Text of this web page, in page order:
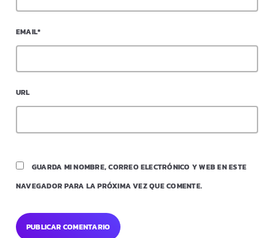
EMAIL*
URL
GUARDA MI NOMBRE, CORREO ELECTRÓNICO Y WEB EN ESTE
NAVEGADOR PARA LA PRÓXIMA VEZ QUE COMENTE.